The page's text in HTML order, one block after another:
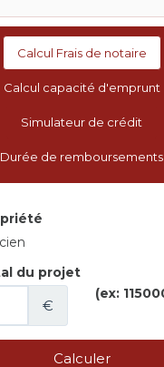
Calcul Frais de notaire
Calcul capacité d'emprunt
Simulateur de crédit
Durée de remboursements